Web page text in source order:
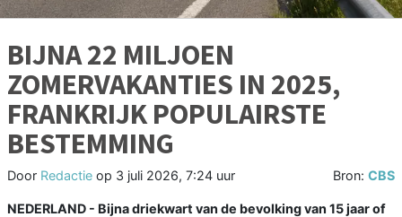
BIJNA 22 MILJOEN
ZOMERVAKANTIES IN 2025,
FRANKRIJK POPULAIRSTE
BESTEMMING
Door Redactie op 3 juli 2026, 7:24 uur Bron: CBS
NEDERLAND - Bijna driekwart van de bevolking van 15 jaar of